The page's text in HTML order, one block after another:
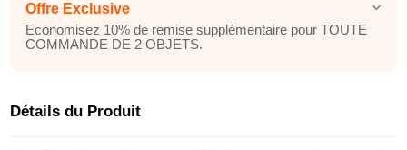
Offre Exclusive
Economisez 10% de remise supplémentaire pour TOUTE
COMMANDE DE 2 OBJETS.
Détails du Produit